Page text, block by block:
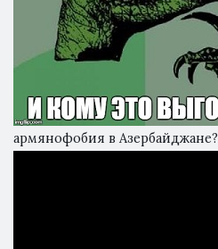
армянофобия в Азербайджане?